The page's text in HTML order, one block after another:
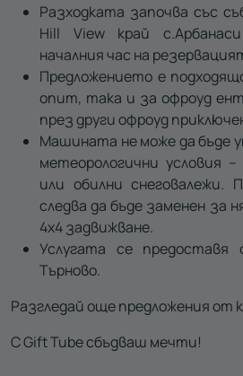
Разходката започва със
Hill View край
началния час на
Предложението е
опит, така и за офроуд
през други офроуд
Машината не може да бъде
метеорологични условия
или обилни снеговалежи.
следва да бъде заменен за
4х4 задвижване.
Услугата се
Търново.
Разгледай още предложения от
С Gift Tube сбъдваш мечти!